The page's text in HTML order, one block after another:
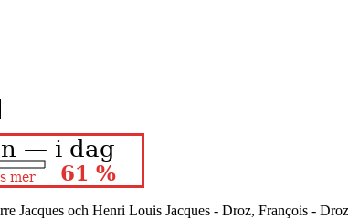
Jacques och Henri Louis Jacques - Droz, François -